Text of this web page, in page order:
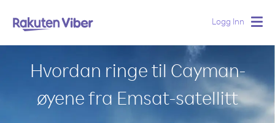
Logg Inn
Hvordan ringe til Cayman-
øyene fra Emsat-satellitt